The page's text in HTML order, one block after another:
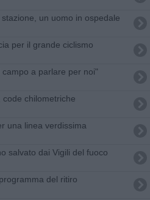
un uomo in ospedale
per il grande ciclismo
campo a parlare per noi"
code chilometriche
una linea verdissima
salvato dai Vigili del fuoco
del ritiro